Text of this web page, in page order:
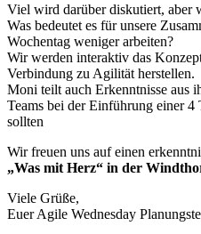
Viel wird darüber diskutiert, aber
Was bedeutet es für unsere
Wochentag weniger arbeiten?
Wir werden interaktiv das
Verbindung zu Agilität herstellen.
Moni teilt auch Erkenntnisse aus
Teams bei der Einführung einer 4
sollten
Wir freuen uns auf einen
„Was mit Herz“ in der
Viele Grüße,
Euer Agile Wednesday